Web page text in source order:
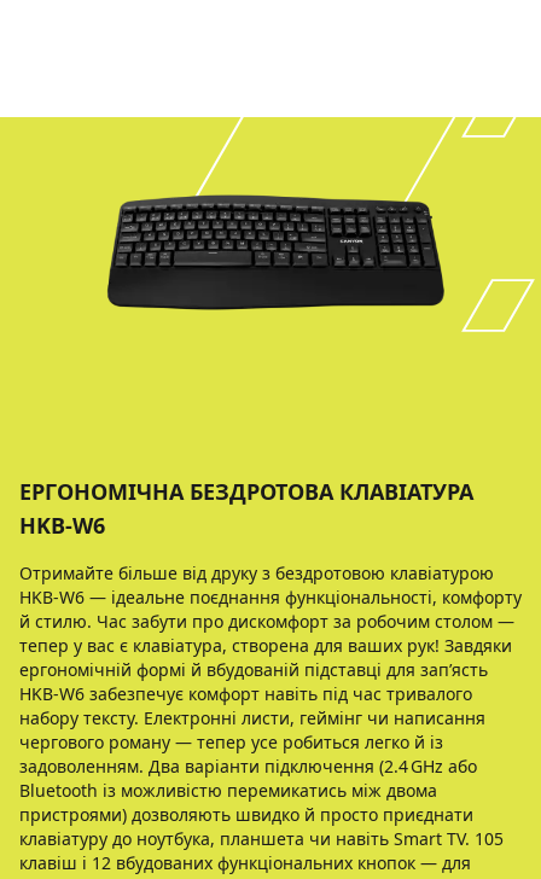
ЕРГОНОМІЧНА БЕЗДРОТОВА КЛАВІАТУРА
HKB-W6
Отримайте більше від друку з бездротовою клавіатурою
HKB‑W6 — ідеальне поєднання функціональності, комфорту
й стилю. Час забути про дискомфорт за робочим столом —
тепер у вас є клавіатура, створена для ваших рук! Завдяки
ергономічній формі й вбудованій підставці для зап’ясть
HKB‑W6 забезпечує комфорт навіть під час тривалого
набору тексту. Електронні листи, геймінг чи написання
чергового роману — тепер усе робиться легко й із
задоволенням. Два варіанти підключення (2.4 GHz або
Bluetooth із можливістю перемикатись між двома
пристроями) дозволяють швидко й просто приєднати
клавіатуру до ноутбука, планшета чи навіть Smart TV. 105
клавіш і 12 вбудованих функціональних кнопок — для